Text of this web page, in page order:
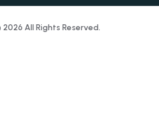
All Rights Reserved.